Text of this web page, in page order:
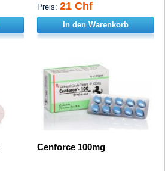
Preis: 21 Chf
In den Warenkorb
Cenforce 100mg